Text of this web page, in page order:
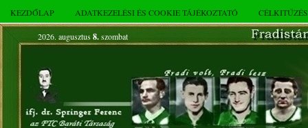
KEZDŐLAP ADATKEZELÉSI ÉS COOKIE TÁJÉKOZTATÓ
2026. augusztus 8.szombat